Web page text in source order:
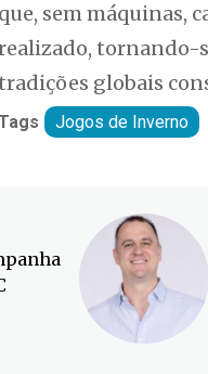
que, sem máquinas,
tornando-
globais
Jogos de Inverno